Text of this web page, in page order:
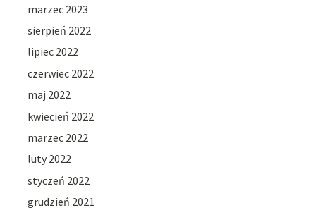
marzec 2023
sierpień 2022
lipiec 2022
czerwiec 2022
maj 2022
kwiecień 2022
marzec 2022
luty 2022
styczeń 2022
grudzień 2021